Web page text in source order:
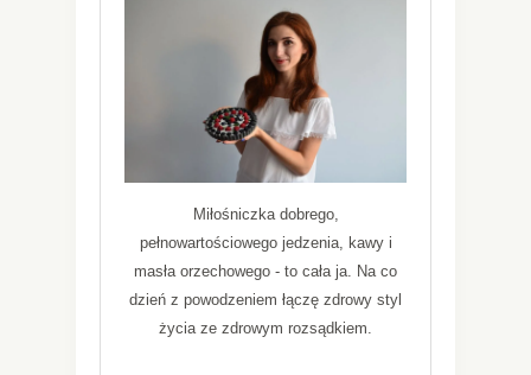
Miłośniczka dobrego,
pełnowartościowego jedzenia, kawy i
masła orzechowego - to cała ja. Na co
dzień z powodzeniem łączę zdrowy styl
życia ze zdrowym rozsądkiem.